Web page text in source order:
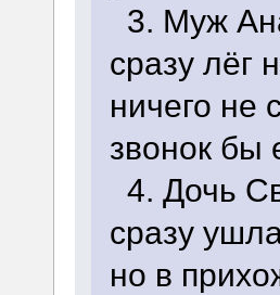
3. Муж
сразу лёг
ничего не
звонок бы
4. Дочь
сразу
но в